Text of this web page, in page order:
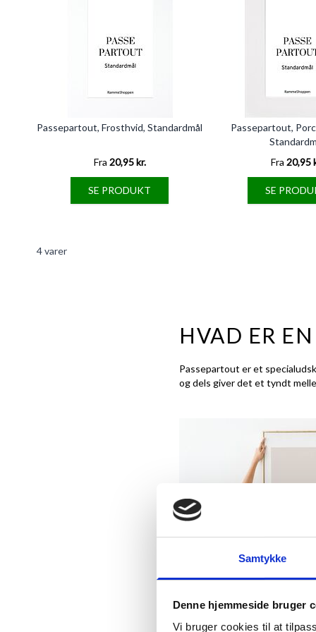
Samtykke
Denne hjemmeside bruger
Vi bruger cookies til at
Passepartout, Frosthvid, Standardmål
Fra 20,95 kr.
SE PRODUKT
Passepartout,
Fra 20,95
SE
4varer
HVAD ER
Passepartout er et
og dels giver det et tyndt